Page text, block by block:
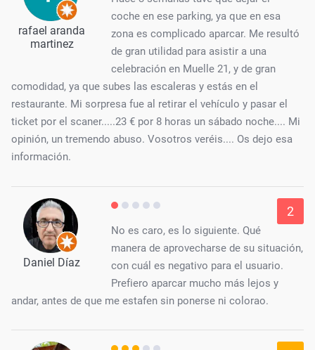
rafael aranda
martinez
coche en ese parking, ya que en esa
zona es complicado aparcar. Me resultó
de gran utilidad para asistir a una
celebración en Muelle 21, y de gran
comodidad, ya que subes las escaleras y estás en el
restaurante. Mi sorpresa fue al retirar el vehículo y pasar el
ticket por el scaner.....23 € por 8 horas un sábado noche.... Mi
opinión, un tremendo abuso. Vosotros veréis.... Os dejo esa
información.
Daniel Díaz
2
No es caro, es lo siguiente. Qué
manera de aprovecharse de su situación,
con cuál es negativo para el usuario.
Prefiero aparcar mucho más lejos y
andar, antes de que me estafen sin ponerse ni colorao.